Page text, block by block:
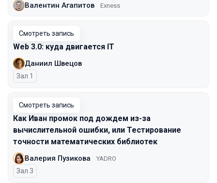
Валентин Агапитов Exness
Смотреть запись
Web 3.0: куда двигается IT
Даниил Швецов
Зал 1
Смотреть запись
Как Иван промок под дождем из-за
вычислительной ошибки, или Тестирование
точности математических библиотек
Валерия Пузикова YADRO
Зал 3